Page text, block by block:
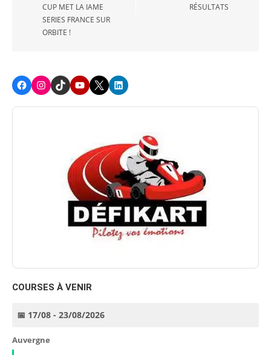
CUP MET LA IAME
SERIES FRANCE SUR
ORBITE !
RÉSULTATS
FacebookInstagram
TikTokYoutube
X LinkedIn
COURSES À VENIR
📅 17/08 - 23/08/2026
Auvergne